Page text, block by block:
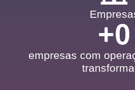
+0
empresas com